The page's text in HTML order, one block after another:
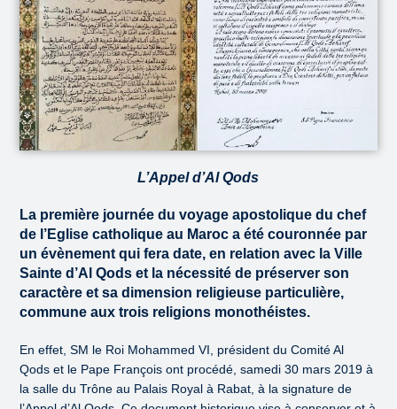
L’Appel d’Al Qods
La première journée du voyage apostolique du chef
de l’Eglise catholique au Maroc a été couronnée par
un évènement qui fera date, en relation avec la Ville
Sainte d’Al Qods et la nécessité de préserver son
caractère et sa dimension religieuse particulière,
commune aux trois religions monothéistes.
En effet, SM le Roi Mohammed VI, président du Comité Al
Qods et le Pape François ont procédé, samedi 30 mars 2019 à
la salle du Trône au Palais Royal à Rabat, à la signature de